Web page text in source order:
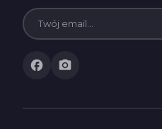
facebook photo_camera